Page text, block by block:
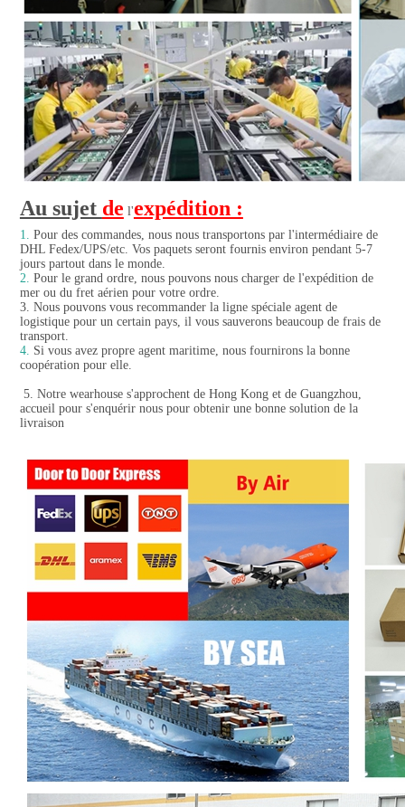
Au sujet de l'expédition :
1.
Pour des commandes, nous nous transportons par l'intermédiaire de
DHL Fedex/UPS/etc. Vos paquets seront fournis environ pendant 5-7
jours partout dans le monde.
2. Pour le grand ordre, nous pouvons nous charger de l'expédition de
mer ou du fret aérien pour votre ordre.
3. Nous pouvons vous recommander la ligne spéciale agent de
logistique pour un certain pays, il vous sauverons beaucoup de frais de
transport.
4. Si vous avez propre agent maritime, nous fournirons la bonne
coopération pour elle.
accueil pour s'enquérir nous pour obtenir une bonne solution de la
livraison